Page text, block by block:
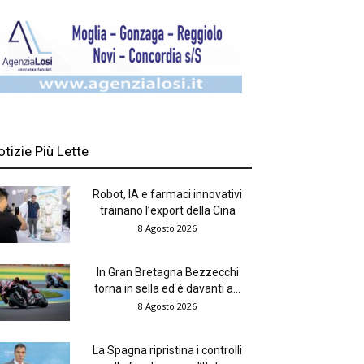
Più Lette
Robot, IA e farmaci innovativi
trainano l’export della Cina
8 Agosto 2026
In Gran Bretagna Bezzecchi
torna in sella ed è davanti a...
8 Agosto 2026
La Spagna ripristina i controlli